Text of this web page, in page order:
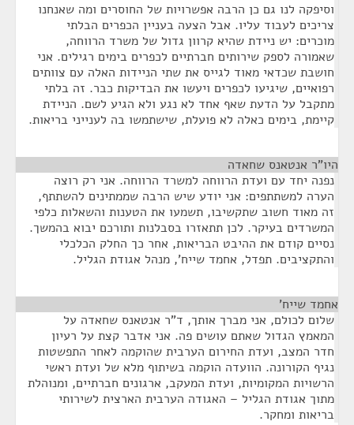
וסיפקה לנו גם כן הרבה אפשרויות של החוסרים ומה שאנחנו
צריכים לעבוד עליו. אבל הצעה בעניין הכפרים הבלתי
מוכרים: יש ניידת שהיא קרוון גדול של משרד הרווחה,
שאמורה לספק שירותים חברתיים לכפרים בימים רגילים. אני
חושבת שכדאי מאוד לגייס את שתי הניידות האלה עם צוותים
רפואיים, שיגיעו לכפרים ויעשו את הבדיקות כבר. זה בלתי
מתקבל על הדעת שאף אחד לא נגע ולא הגיע לשם. הניידת
קיימת, בימים כאלה לא פועלת, שישתמשו בה לענייני בריאות.
היו"ר אנטאנס שחאדה
נפנה יחד עם ועדת הרווחה למשרד הרווחה. אני רק רוצה
הערה למשתתפים: אני יודע שיש הרבה שממתינים להשתתף,
זה מאוד חשוב שתקשיבו, תשמעו את הטענות והשאלות כלפי
המשרדים בעיקר. לכן תתאזרו בסבלנות ותורכם יבוא בהמשך.
נסיים קודם את ההיבט הבריאות, אחר כך החלק הכלכלי
והתקציבים. תפדל, אחמד שייח', מנהל אגודת הגליל.
אחמד שייח’
שלום לכולם, אני מברך אותך, ד"ר אנטאנס שחאדה על
המאמץ הגדול שאתם עושים פה. אני אדבר קצת על רעיון
חדר המצב, ועדת החירום הערבית שהוקמה לאחר התפשטות
נגיף הקורונה. הוועדה הוקמה בשיתוף מלא של ועדת ראשי
הרשויות המקומיות, ועדת המעקב, ארגונים חברתיים, ומנוהלת
מתוך אגודת הגליל – האגודה הערבית הארצית לשירותי
בריאות ומחקר.